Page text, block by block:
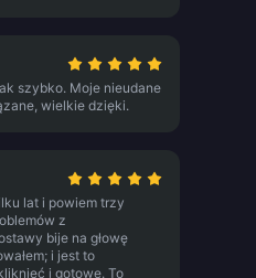
szybko. Moje nieudane
wielkie dzięki.
lat i powiem trzy
z
bije na głowę
i jest to
i gotowe. To